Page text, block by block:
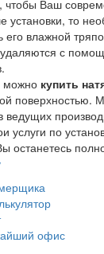
чтобы Ваш
установки, то
его влажной
удаляются с
можно купить
поверхностью.
ведущих
услуги по
останетесь
офис